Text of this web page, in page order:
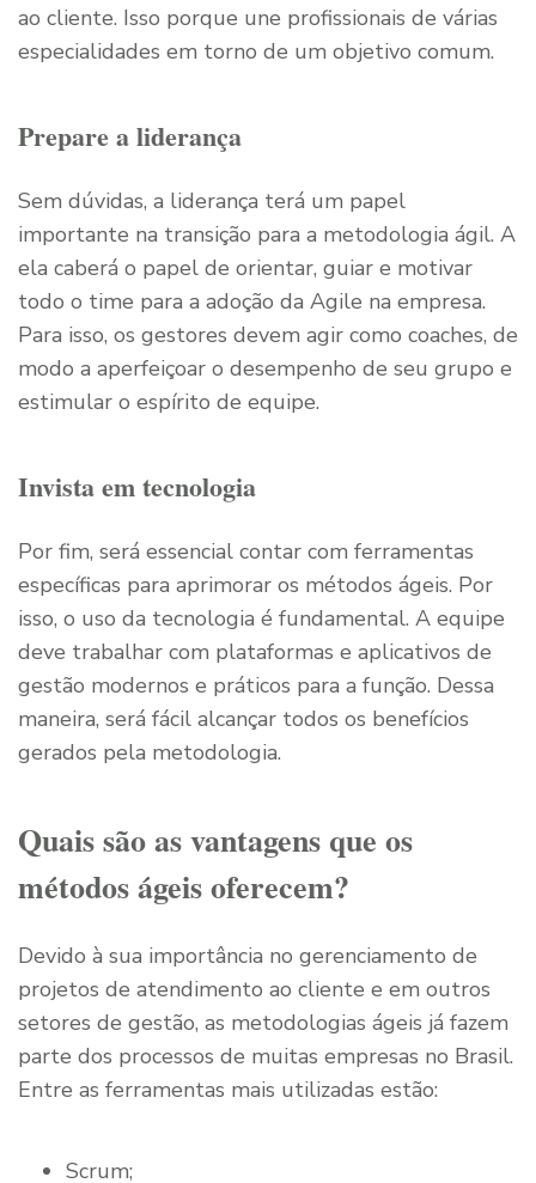
ao cliente. Isso porque une profissionais de várias
especialidades em torno de um objetivo comum.
Prepare a liderança
Sem dúvidas, a liderança terá um papel
importante na transição para a metodologia ágil. A
ela caberá o papel de orientar, guiar e motivar
todo o time para a adoção da Agile na empresa.
Para isso, os gestores devem agir como coaches, de
modo a aperfeiçoar o desempenho de seu grupo e
estimular o espírito de equipe.
Invista em tecnologia
Por fim, será essencial contar com ferramentas
específicas para aprimorar os métodos ágeis. Por
isso, o uso da tecnologia é fundamental. A equipe
deve trabalhar com plataformas e aplicativos de
gestão modernos e práticos para a função. Dessa
maneira, será fácil alcançar todos os benefícios
gerados pela metodologia.
Quais são as vantagens que os
métodos ágeis oferecem?
Devido à sua importância no gerenciamento de
projetos de atendimento ao cliente e em outros
setores de gestão, as metodologias ágeis já fazem
parte dos processos de muitas empresas no Brasil.
Entre as ferramentas mais utilizadas estão:
Scrum;